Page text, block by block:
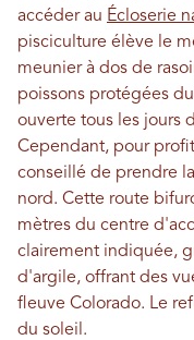
accéder au Écloserie
pisciculture élève le
meunier à dos de
poissons protégées
ouverte tous les jours
Cependant, pour
conseillé de prendre
nord. Cette route
mètres du centre
clairement indiquée,
d'argile, offrant des
fleuve Colorado. Le
du soleil.